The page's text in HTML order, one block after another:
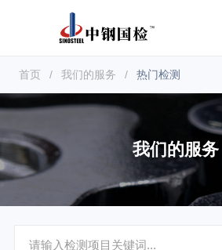
首页 / 我们的服务 / 热门检测
我们的服务